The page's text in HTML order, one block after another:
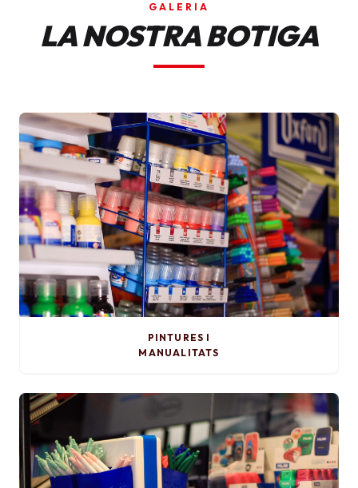
GALERIA
LA NOSTRA BOTIGA
PINTURES I
MANUALITATS